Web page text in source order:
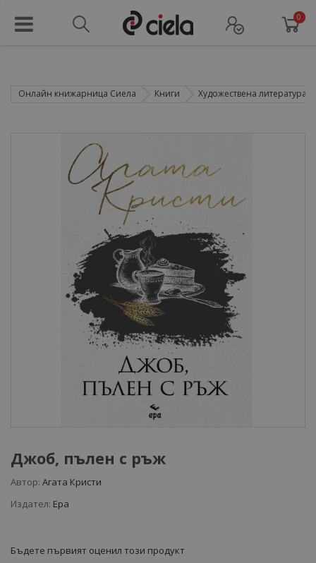
0
Онлайн книжарница Сиела Книги Художествена литература
Джоб, пълен с ръж
Автор: Агата Кристи
Издател: Ера
Бъдете първият оценил този продукт